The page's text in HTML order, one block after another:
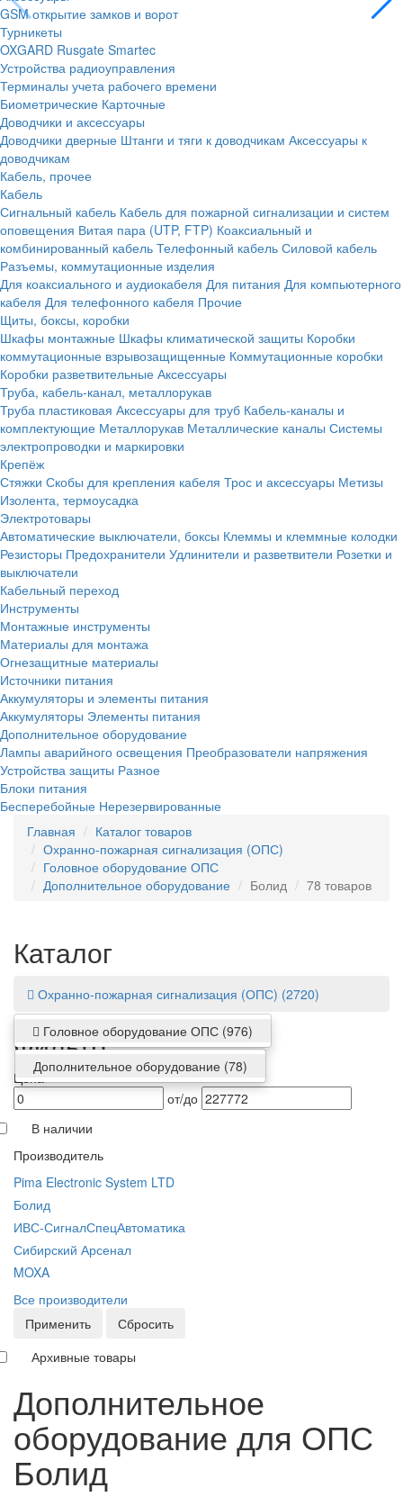
GSM открытие замков и ворот
Турникеты
OXGARD Rusgate Smartec
Устройства радиоуправления
Терминалы учета рабочего времени
Биометрические Карточные
Доводчики и аксессуары
Доводчики дверные Штанги и тяги к доводчикам Аксессуары к
доводчикам
Кабель, прочее
Кабель
Сигнальный кабель Кабель для пожарной сигнализации и систем
оповещения Витая пара (UTP, FTP) Коаксиальный и
комбинированный кабель Телефонный кабель Силовой кабель
Разъемы, коммутационные изделия
Для коаксиального и аудиокабеля Для питания Для компьютерного
кабеля Для телефонного кабеля Прочие
Щиты, боксы, коробки
Шкафы монтажные Шкафы климатической защиты Коробки
коммутационные взрывозащищенные Коммутационные коробки
Коробки разветвительные Аксессуары
Труба, кабель-канал, металлорукав
Труба пластиковая Аксессуары для труб Кабель-каналы и
комплектующие Металлорукав Металлические каналы Системы
электропроводки и маркировки
Крепёж
Стяжки Скобы для крепления кабеля Трос и аксессуары Метизы
Изолента, термоусадка
Электротовары
Автоматические выключатели, боксы Клеммы и клеммные колодки
Резисторы Предохранители Удлинители и разветвители Розетки и
выключатели
Кабельный переход
Инструменты
Монтажные инструменты
Материалы для монтажа
Огнезащитные материалы
Источники питания
Аккумуляторы и элементы питания
Аккумуляторы Элементы питания
Дополнительное оборудование
Лампы аварийного освещения Преобразователи напряжения
Устройства защиты Разное
Блоки питания
Бесперебойные Нерезервированные
Главная
Каталог товаров
Охранно-пожарная сигнализация (ОПС)
Головное оборудование ОПС
Дополнительное оборудование
Болид 78 товаров
Каталог
Охранно-пожарная сигнализация (ОПС) (2720)
Головное оборудование ОПС (976)
Дополнительное оборудование (78)
Фильтр
Цена
от/до
В наличии
Производитель
Pima Electronic System LTD
Болид
ИВС-СигналСпецАвтоматика
Сибирский Арсенал
MOXA
Все производители
Применить
Сбросить
Архивные товары
Дополнительное
оборудование для ОПС
Болид